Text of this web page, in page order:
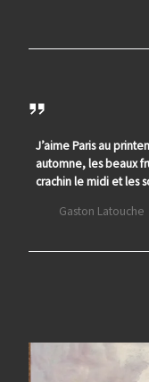
J’aime Paris au
automne, les beaux
crachin le midi et les
Gaston Latouche